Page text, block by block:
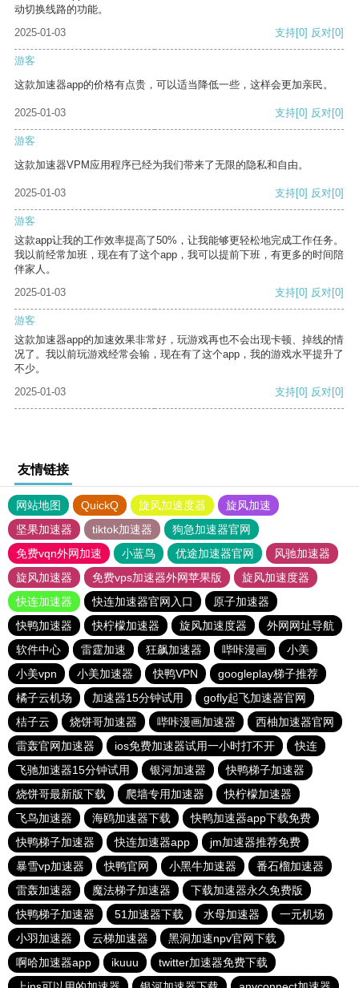
动切换线路的功能。
2025-01-03
支持[0] 反对[0]
游客
这款加速器app的价格有点贵，可以适当降低一些，这样会更加亲民。
2025-01-03 支持[0] 反对[0]
游客
这款加速器VPM应用程序已经为我们带来了无限的隐私和自由。
2025-01-03 支持[0] 反对[0]
游客
这款app让我的工作效率提高了50%，让我能够更轻松地完成工作任务。
我以前经常加班，现在有了这个app，我可以提前下班，有更多的时间陪
伴家人。
2025-01-03
支持[0] 反对[0]
游客
这款加速器app的加速效果非常好，玩游戏再也不会出现卡顿、掉线的情
况了。我以前玩游戏经常会输，现在有了这个app，我的游戏水平提升了
不少。
2025-01-03
支持[0] 反对[0]
友情链接
网站地图 QuickQ 旋风加速度器
旋风加速
坚果加速器
tiktok加速器
狗急加速器官网
免费vqn外网加速
小蓝鸟 优途加速器官网
风驰加速器
旋风加速器
免费vps加速器外网苹果版
旋风加速度器
快连加速器
快连加速器官网入口
原子加速器
快鸭加速器
快柠檬加速器 旋风加速度器
外网网址导航
软件中心
雷霆加速 狂飙加速器 哔咔漫画
小美
小美vpn
小美加速器 快鸭VPN
googleplay梯子推荐
橘子云机场
加速器15分钟试用
gofly起飞加速器官网
桔子云
烧饼哥加速器 哔咔漫画加速器
西柚加速器官网
雷轰官网加速器
ios免费加速器试用一小时打不开
快连
飞驰加速器15分钟试用
银河加速器
快鸭梯子加速器
烧饼哥最新版下载
爬墙专用加速器
快柠檬加速器
飞鸟加速器
海鸥加速器下载
快鸭加速器app下载免费
快鸭梯子加速器
快连加速器app
jm加速器推荐免费
暴雪vp加速器
快鸭官网 小黑牛加速器
番石榴加速器
雷轰加速器
魔法梯子加速器
下载加速器永久免费版
快鸭梯子加速器
51加速器下载 水母加速器
一元机场
小羽加速器
云梯加速器
黑洞加速npv官网下载
啊哈加速器app
ikuuu
twitter加速器免费下载